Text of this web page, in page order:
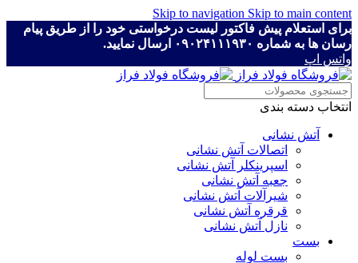
Skip to navigation Skip to main content
برای استعلام پیش فاکتور لیست درخواستی خود را از طریق پیام
رسان ها به شماره ۰۹۰۲۴۱۱۱۹۳۰ ارسال نمایید.
واتس اپ
انتخاب دسته بندی
آتش نشانی
اتصالات آتش نشانی
اسپرینکلر آتش نشانی
جعبه آتش نشانی
شیرآلات آتش نشانی
قرقره آتش نشانی
نازل آتش نشانی
بست
بست لوله